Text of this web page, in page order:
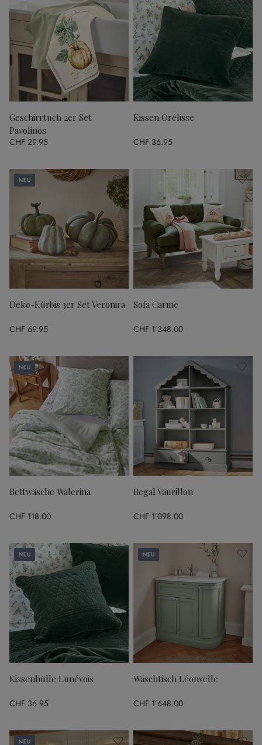
Geschirrtuch 2er Set
Pavolinos
CHF 29.95
Kissen Orélisse
CHF 36.95
Neu
Deko-Kürbis 3er Set Veronira
CHF 69.95
Sofa Carme
CHF 1’348.00
Neu
Bettwäsche Walerina
CHF 118.00
Regal Vaurillon
CHF 1’098.00
Neu
Kissenhülle Lunévois
CHF 36.95
Neu
Waschtisch Léonvelle
CHF 1’648.00
Neu